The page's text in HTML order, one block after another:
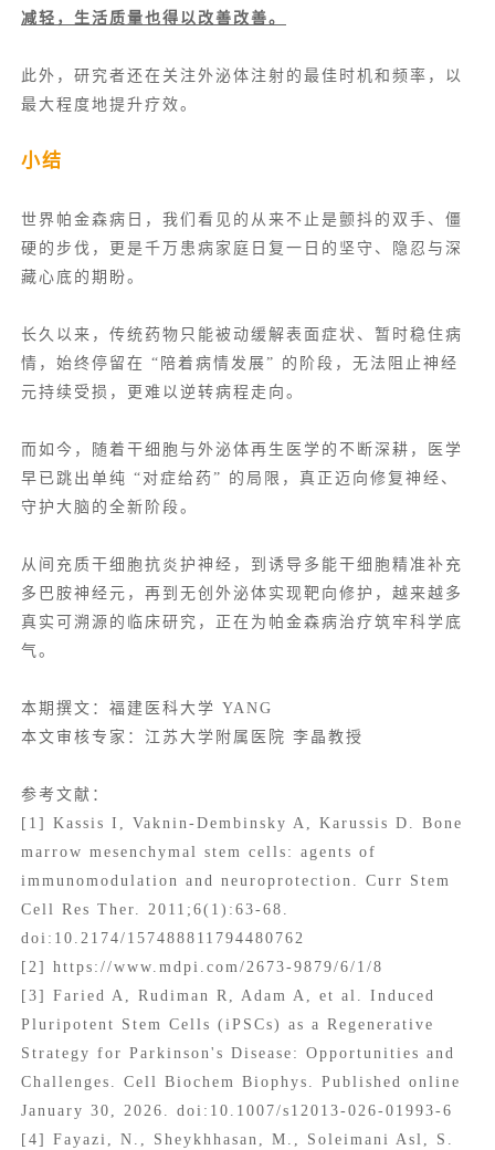
减轻，生活质量也得以改善改善。
此外，研究者还在关注外泌体注射的最佳时机和频率，以
最大程度地提升疗效。
小结
世界帕金森病日，我们看见的从来不止是颤抖的双手、僵
硬的步伐，更是千万患病家庭日复一日的坚守、隐忍与深
藏心底的期盼。
长久以来，传统药物只能被动缓解表面症状、暂时稳住病
情，始终停留在 “陪着病情发展” 的阶段，无法阻止神经
元持续受损，更难以逆转病程走向。
而如今，随着干细胞与外泌体再生医学的不断深耕，医学
早已跳出单纯 “对症给药” 的局限，真正迈向修复神经、
守护大脑的全新阶段。
从间充质干细胞抗炎护神经，到诱导多能干细胞精准补充
多巴胺神经元，再到无创外泌体实现靶向修护，越来越多
真实可溯源的临床研究，正在为帕金森病治疗筑牢科学底
气。
本期撰文：福建医科大学 YANG
本文审核专家：江苏大学附属医院 李晶教授
参考文献：
[1] Kassis I, Vaknin-Dembinsky A, Karussis D. Bone
marrow mesenchymal stem cells: agents of
immunomodulation and neuroprotection. Curr Stem
Cell Res Ther. 2011;6(1):63-68.
doi:10.2174/157488811794480762
[2] https://www.mdpi.com/2673-9879/6/1/8
[3] Faried A, Rudiman R, Adam A, et al. Induced
Pluripotent Stem Cells (iPSCs) as a Regenerative
Strategy for Parkinson's Disease: Opportunities and
Challenges. Cell Biochem Biophys. Published online
January 30, 2026. doi:10.1007/s12013-026-01993-6
[4] Fayazi, N., Sheykhhasan, M., Soleimani Asl, S.